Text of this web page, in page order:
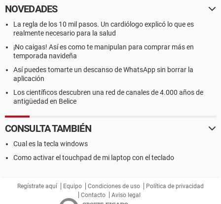
NOVEDADES
La regla de los 10 mil pasos. Un cardiólogo explicó lo que es
realmente necesario para la salud
¡No caigas! Así es como te manipulan para comprar más en
temporada navideña
Así puedes tomarte un descanso de WhatsApp sin borrar la
aplicación
Los científicos descubren una red de canales de 4.000 años de
antigüedad en Belice
CONSULTA TAMBIÉN
Cual es la tecla windows
Como activar el touchpad de mi laptop con el teclado
Regístrate aquí Equipo Condiciones de uso
Política de privacidad
Contacto
Aviso legal